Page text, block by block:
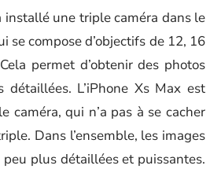
installé une triple caméra dans le
se compose d’objectifs de 12, 16
permet d’obtenir des photos
L’iPhone Xs Max est
caméra, qui n’a pas à se cacher
Dans l’ensemble, les images
peu plus détaillées et puissantes.